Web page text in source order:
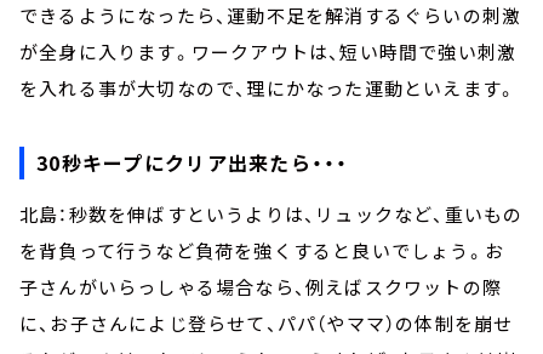
できるようになったら、運動不足を解消するぐらいの刺激
が全身に入ります。ワークアウトは、短い時間で強い刺激
を入れる事が大切なので、理にかなった運動といえます。
30秒キープにクリア出来たら・・・
北島：秒数を伸ばすというよりは、リュックなど、重いもの
を背負って行うなど負荷を強くすると良いでしょう。お
子さんがいらっしゃる場合なら、例えばスクワットの際
に、お子さんによじ登らせて、パパ（やママ）の体制を崩せ